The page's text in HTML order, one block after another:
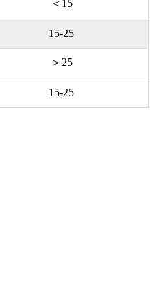
＜15
15-25
＞25
15-25